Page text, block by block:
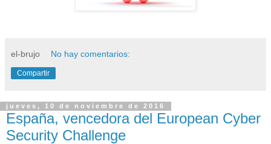
el-brujo No hay comentarios:
Compartir
jueves, 10 de noviembre de 2016
España, vencedora del European Cyber
Security Challenge